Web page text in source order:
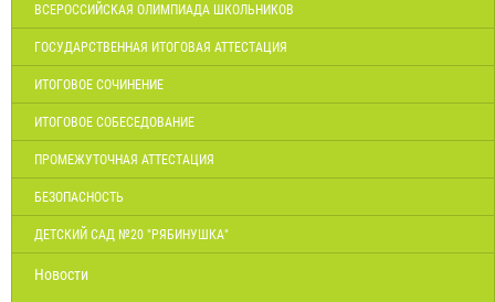
ВСЕРОССИЙСКАЯ ОЛИМПИАДА ШКОЛЬНИКОВ
ГОСУДАРСТВЕННАЯ ИТОГОВАЯ АТТЕСТАЦИЯ
ИТОГОВОЕ СОЧИНЕНИЕ
ИТОГОВОЕ СОБЕСЕДОВАНИЕ
ПРОМЕЖУТОЧНАЯ АТТЕСТАЦИЯ
БЕЗОПАСНОСТЬ
ДЕТСКИЙ САД №20 "РЯБИНУШКА"
Новости